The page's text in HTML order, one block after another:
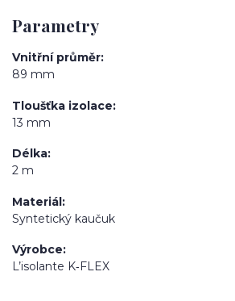
Parametry
Vnitřní průměr
89 mm
Tloušťka izolace
13 mm
Délka
2 m
Materiál
Syntetický kaučuk
Výrobce
L’isolante K‑FLEX